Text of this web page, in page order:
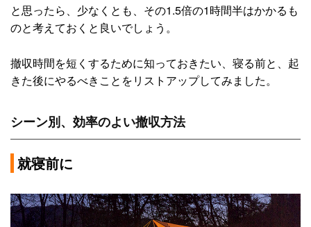
と思ったら、少なくとも、その1.5倍の1時間半はかかるも
のと考えておくと良いでしょう。
撤収時間を短くするために知っておきたい、寝る前と、起
きた後にやるべきことをリストアップしてみました。
シーン別、効率のよい撤収方法
就寝前に